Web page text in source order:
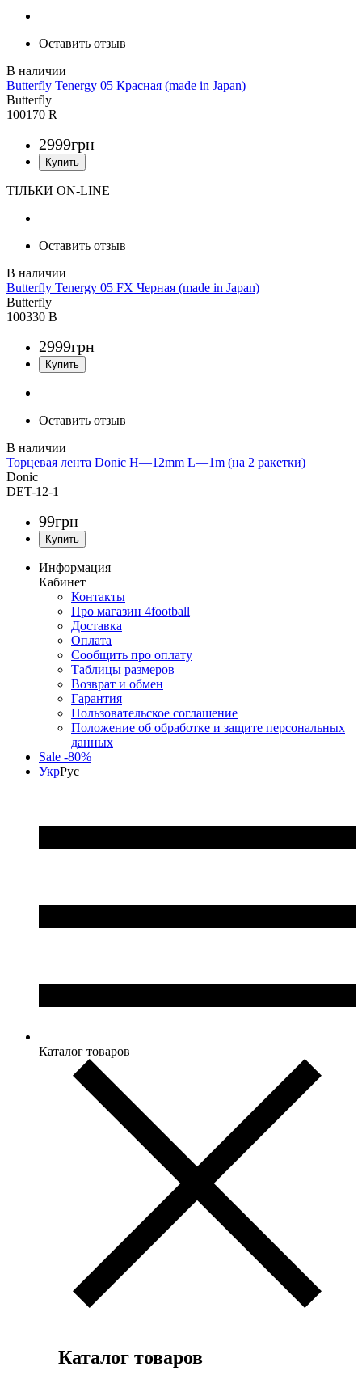
Оставить отзыв
Butterfly Tenergy 05 Красная (made in Japan)
Butterfly
100170 R
2999грн
ТІЛЬКИ ON-LINE
Оставить отзыв
Butterfly Tenergy 05 FX Черная (made in Japan)
Butterfly
100330 B
2999грн
Оставить отзыв
Торцевая лента Donic H—12mm L—1m (на 2 ракетки)
Donic
DET-12-1
99грн
Информация
Кабинет
Контакты
Про магазин 4football
Доставка
Оплата
Сообщить про оплату
Таблицы размеров
Возврат и обмен
Гарантия
Пользовательское соглашение
Положение об обработке и защите персональных
данных
Sale -80%
УкрРус
Каталог товаров
Каталог товаров